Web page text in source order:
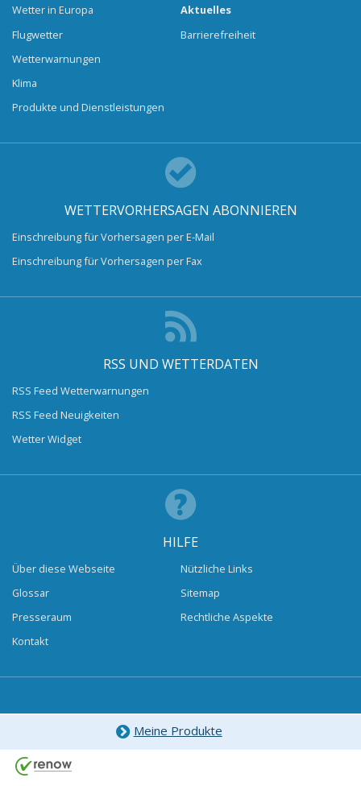
Wetter in Europa
Flugwetter
Wetterwarnungen
Klima
Produkte und Dienstleistungen
Aktuelles
Barrierefreiheit
WETTERVORHERSAGEN ABONNIEREN
Einschreibung für Vorhersagen per E-Mail
Einschreibung für Vorhersagen per Fax
RSS UND WETTERDATEN
RSS Feed Wetterwarnungen
RSS Feed Neuigkeiten
Wetter Widget
HILFE
Über diese Webseite
Glossar
Presseraum
Kontakt
Nützliche Links
Sitemap
Rechtliche Aspekte
Meine Produkte